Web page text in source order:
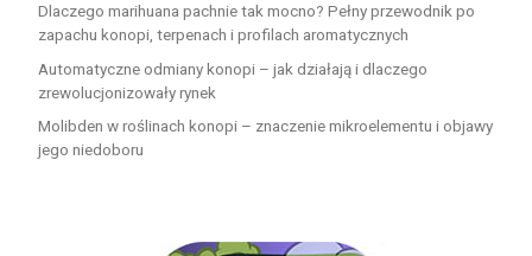
Dlaczego marihuana pachnie tak mocno? Pełny przewodnik po
zapachu konopi, terpenach i profilach aromatycznych
Automatyczne odmiany konopi – jak działają i dlaczego
zrewolucjonizowały rynek
Molibden w roślinach konopi – znaczenie mikroelementu i objawy
jego niedoboru